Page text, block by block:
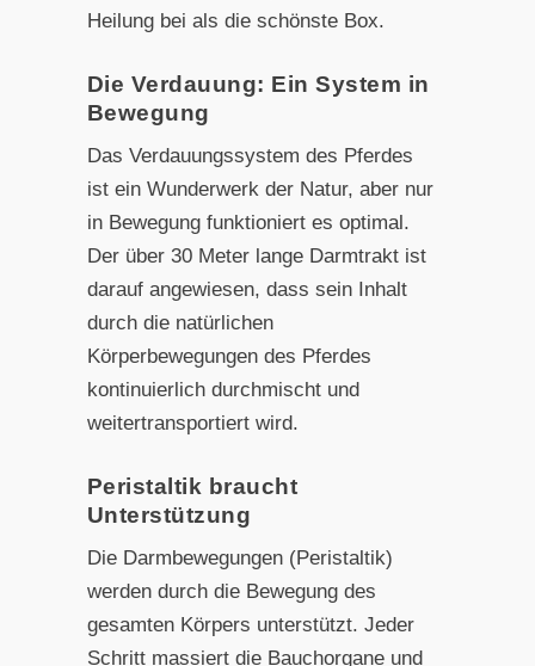
Heilung bei als die schönste Box.
Die Verdauung: Ein System in
Bewegung
Das Verdauungssystem des Pferdes
ist ein Wunderwerk der Natur, aber nur
in Bewegung funktioniert es optimal.
Der über 30 Meter lange Darmtrakt ist
darauf angewiesen, dass sein Inhalt
durch die natürlichen
Körperbewegungen des Pferdes
kontinuierlich durchmischt und
weitertransportiert wird.
Peristaltik braucht
Unterstützung
Die Darmbewegungen (Peristaltik)
werden durch die Bewegung des
gesamten Körpers unterstützt. Jeder
Schritt massiert die Bauchorgane und